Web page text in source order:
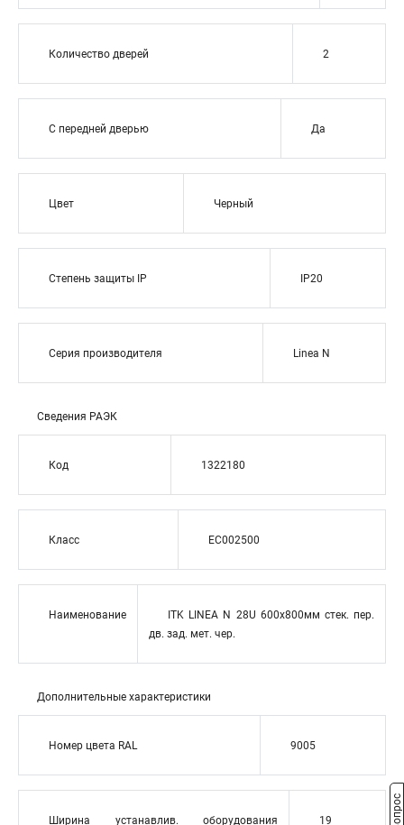
Количество дверей 2
С передней дверью Да
Цвет Черный
Степень защиты IP IP20
Серия производителя Linea N
Сведения РАЭК
Код 1322180
Класс EC002500
Наименование
ITK LINEA N 28U 600х800мм стек. пер.
дв. зад. мет. чер.
Дополнительные характеристики
Номер цвета RAL 9005
Ширина устанавлив. оборудования 19